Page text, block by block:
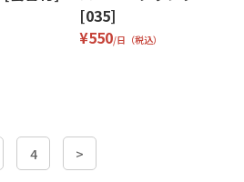
[035]
¥550/日（税込）
4 >